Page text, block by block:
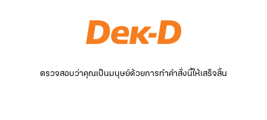
ตรวจสอบว่าคุณเป็นมนุษย์ด้วยการทำคำสั่งนี้ให้เสร็จสิ้น